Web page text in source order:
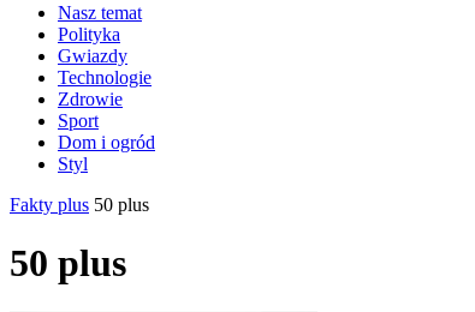
Nasz temat
Polityka
Gwiazdy
Technologie
Zdrowie
Sport
Dom i ogród
Styl
Fakty plus 50 plus
50 plus